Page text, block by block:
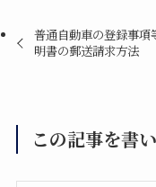
相続登記、遺言書
普通自動車の登録事項
明書の郵送請求方法
この記事を書